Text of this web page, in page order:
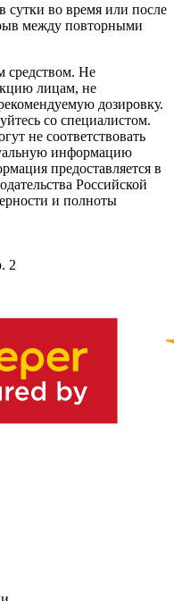
сутки во время или после
между повторными
средством. Не
лицам, не
дозировку.
со специалистом.
не соответствовать
информацию
предоставляется в
Российской
и полноты
2